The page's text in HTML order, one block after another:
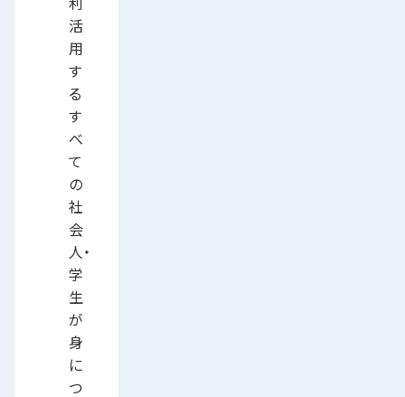
活
用
す
る
す
べ
て
の
社
会
人・
学
生
が
身
に
つ